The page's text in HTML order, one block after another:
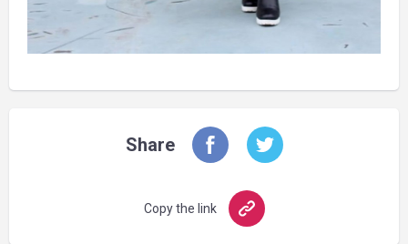
Share
Copy the link